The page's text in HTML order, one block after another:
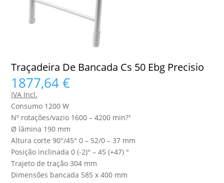
Traçadeira De Bancada Cs 50 Ebg Precisio
1877,64€
IVA Incl.
Consumo 1200 W
Nº rotações/vazio 1600 – 4200 min?¹
Ø lâmina 190 mm
Altura corte 90°/45° 0 – 52/0 – 37 mm
Posição inclinada 0 (-2)° – 45 (+47) °
Trajeto de tração 304 mm
Dimensões bancada 585 x 400 mm